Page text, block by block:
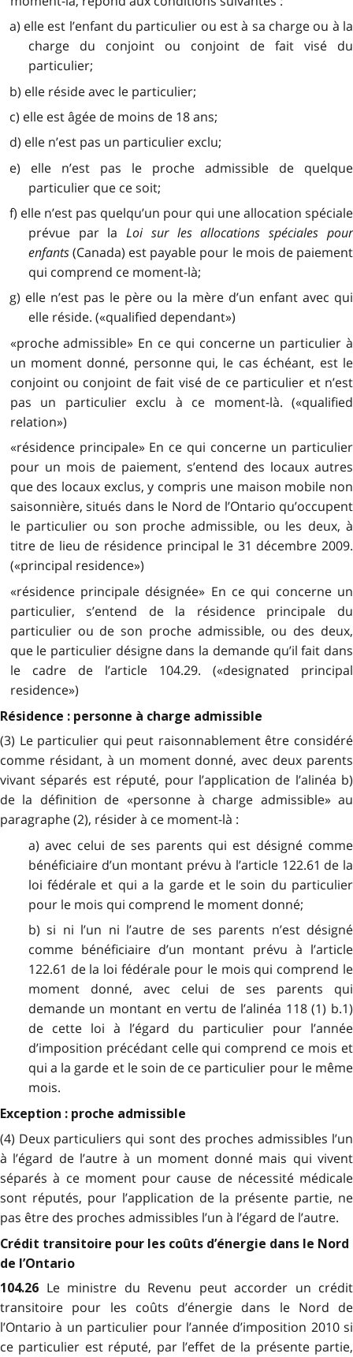
a) elle est l’enfant du particulier ou est à sa charge ou à la
charge du conjoint ou conjoint de fait visé du
particulier;
b) elle réside avec le particulier;
c) elle est âgée de moins de 18 ans;
d) elle n’est pas un particulier exclu;
e) elle n’est pas le proche admissible de quelque
particulier que ce soit;
f) elle n’est pas quelqu’un pour qui une allocation spéciale
prévue par laLoi sur les allocations spéciales pour
enfants(Canada) est payable pour le mois de paiement
qui comprend ce moment-là;
g) elle n’est pas le père ou la mère d’un enfant avec qui
elle réside. («qualified dependant»)
«proche admissible» En ce qui concerne un particulier à
un moment donné, personne qui, le cas échéant, est le
conjoint ou conjoint de fait visé de ce particulier et n’est
pas un particulier exclu à ce moment-là. («qualified
relation»)
«résidence principale» En ce qui concerne un particulier
pour un mois de paiement, s’entend des locaux autres
que des locaux exclus, y compris une maison mobile non
saisonnière, situés dans le Nord de l’Ontario qu’occupent
le particulier ou son proche admissible, ou les deux, à
titre de lieu de résidence principal le 31 décembre 2009.
(«principal residence»)
«résidence principale désignée» En ce qui concerne un
particulier, s’entend de la résidence principale du
particulier ou de son proche admissible, ou des deux,
que le particulier désigne dans la demande qu’il fait dans
le cadre de l’article 104.29. («designated principal
residence»)
Résidence : personne à charge admissible
(3) Le particulier qui peut raisonnablement être considéré
comme résidant, à un moment donné, avec deux parents
vivant séparés est réputé, pour l’application de l’alinéa b)
de la définition de «personne à charge admissible» au
paragraphe (2), résider à ce moment-là :
a) avec celui de ses parents qui est désigné comme
bénéficiaire d’un montant prévu à l’article 122.61 de la
loi fédérale et qui a la garde et le soin du particulier
pour le mois qui comprend le moment donné;
b) si ni l’un ni l’autre de ses parents n’est désigné
comme bénéficiaire d’un montant prévu à l’article
122.61 de la loi fédérale pour le mois qui comprend le
moment donné, avec celui de ses parents qui
demande un montant en vertu de l’alinéa 118 (1) b.1)
de cette loi à l’égard du particulier pour l’année
d’imposition précédant celle qui comprend ce mois et
qui a la garde et le soin de ce particulier pour le même
mois.
Exception : proche admissible
(4) Deux particuliers qui sont des proches admissibles l’un
à l’égard de l’autre à un moment donné mais qui vivent
séparés à ce moment pour cause de nécessité médicale
sont réputés, pour l’application de la présente partie, ne
pas être des proches admissibles l’un à l’égard de l’autre.
Crédit transitoire pour les coûts d’énergie dans le Nord
de l’Ontario
104.26 Le ministre du Revenu peut accorder un crédit
transitoire pour les coûts d’énergie dans le Nord de
l’Ontario à un particulier pour l’année d’imposition 2010 si
ce particulier est réputé, par l’effet de la présente partie,